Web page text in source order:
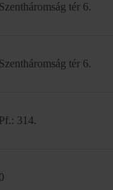
tér 6.
tér 6.
314.